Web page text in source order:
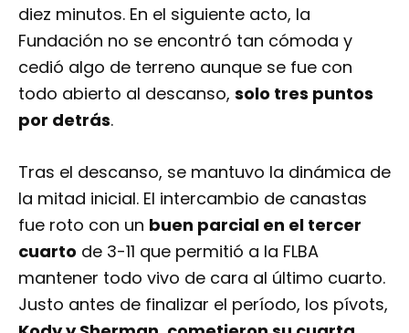
diez minutos. En el siguiente acto, la
Fundación no se encontró tan cómoda y
cedió algo de terreno aunque se fue con
todo abierto al descanso, solo tres puntos
por detrás.
Tras el descanso, se mantuvo la dinámica de
la mitad inicial. El intercambio de canastas
fue roto con un buen parcial en el tercer
cuarto de 3-11 que permitió a la FLBA
mantener todo vivo de cara al último cuarto.
Justo antes de finalizar el período, los pívots,